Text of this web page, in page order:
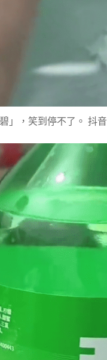
」，笑到停不了。 抖音